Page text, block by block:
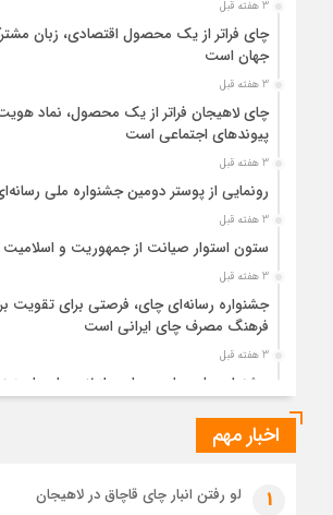
3 هفته قبل
چای فراتر از یک محصول اقتصادی، زبان
جهان است
3 هفته قبل
چای لاهیجان فراتر از یک محصول، نماد
پیوندهای اجتماعی است
3 هفته قبل
رونمایی از پوستر دومین جشنواره ملی
3 هفته قبل
ستون استوار صیانت از جمهوریت و اسلامیت
3 هفته قبل
جشنواره رسانه‌ای چای، فرصتی برای تقویت
فرهنگ مصرف چای ایرانی است
3 هفته قبل
جشنواره ملی چای، حمایت از لاهیجان یا
ایرانی!؟
1 ماه قبل
1 ماه قبل
اخبار مهم
1 لو رفتن انبار چای قاچاق در لاهیجان